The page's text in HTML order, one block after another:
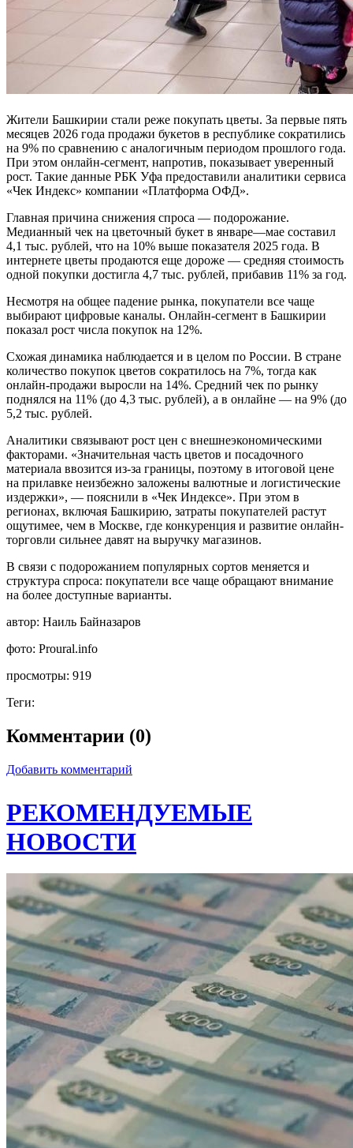
Жители Башкирии стали реже покупать цветы. За первые пять
месяцев 2026 года продажи букетов в республике сократились
на 9% по сравнению с аналогичным периодом прошлого года.
При этом онлайн-сегмент, напротив, показывает уверенный
рост. Такие данные РБК Уфа предоставили аналитики сервиса
«Чек Индекс» компании «Платформа ОФД».
Главная причина снижения спроса — подорожание.
Медианный чек на цветочный букет в январе—мае составил
4,1 тыс. рублей, что на 10% выше показателя 2025 года. В
интернете цветы продаются еще дороже — средняя стоимость
одной покупки достигла 4,7 тыс. рублей, прибавив 11% за год.
Несмотря на общее падение рынка, покупатели все чаще
выбирают цифровые каналы. Онлайн-сегмент в Башкирии
показал рост числа покупок на 12%.
Схожая динамика наблюдается и в целом по России. В стране
количество покупок цветов сократилось на 7%, тогда как
онлайн-продажи выросли на 14%. Средний чек по рынку
поднялся на 11% (до 4,3 тыс. рублей), а в онлайне — на 9% (до
5,2 тыс. рублей.
Аналитики связывают рост цен с внешнеэкономическими
факторами. «Значительная часть цветов и посадочного
материала ввозится из-за границы, поэтому в итоговой цене
на прилавке неизбежно заложены валютные и логистические
издержки», — пояснили в «Чек Индексе». При этом в
регионах, включая Башкирию, затраты покупателей растут
ощутимее, чем в Москве, где конкуренция и развитие онлайн-
торговли сильнее давят на выручку магазинов.
В связи с подорожанием популярных сортов меняется и
структура спроса: покупатели все чаще обращают внимание
на более доступные варианты.
автор: Наиль Байназаров
фото: Proural.info
просмотры: 919
Теги:
Комментарии (0)
Добавить комментарий
РЕКОМЕНДУЕМЫЕ
НОВОСТИ